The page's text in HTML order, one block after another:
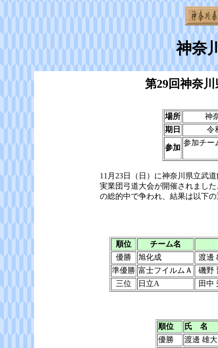
神奈
第29回神奈
場所
神
期日
令
参加
参加チー
11月23日（日）に神奈川県立武
実業団弓道大会が開催されまし
の総的中で争われ、結果は以下
順位
チーム名
優勝
旭化成
渡邊
準優勝 富士フイルムＡ
磯野
三位
日立A 田中
順位
氏 名
優勝
渡邊 雄大